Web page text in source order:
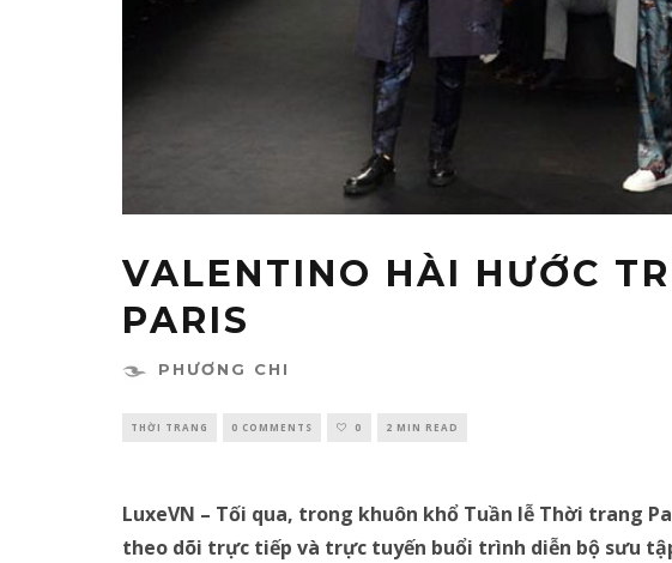
VALENTINO HÀI HƯỚC
PARIS
PHƯƠNG CHI
THỜI TRANG 0 COMMENTS 0 2 MIN READ
LuxeVN – Tối qua, trong khuôn khổ Tuần lễ Thời trang
theo dõi trực tiếp và trực tuyến buổi trình diễn bộ sưu